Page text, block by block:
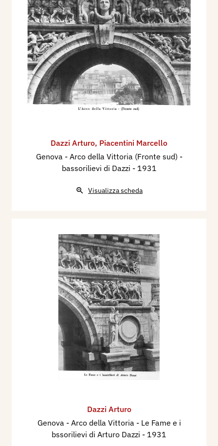
Dazzi Arturo, Piacentini Marcello
Genova - Arco della Vittoria (Fronte sud) -
bassorilievi di Dazzi - 1931
Visualizza scheda
Dazzi Arturo
Genova - Arco della Vittoria - Le Fame e i
bssorilievi di Arturo Dazzi - 1931